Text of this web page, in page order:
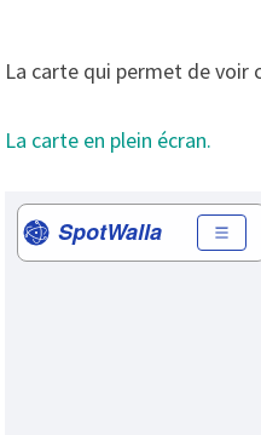
La carte qui permet de
La carte en plein écran.